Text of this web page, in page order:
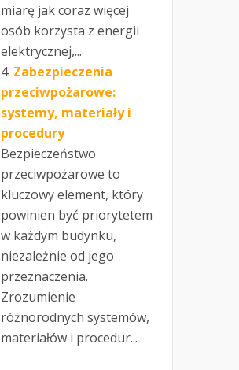
miarę jak coraz więcej
osób korzysta z energii
elektrycznej,...
Zabezpieczenia
przeciwpożarowe:
systemy, materiały i
procedury
Bezpieczeństwo
przeciwpożarowe to
kluczowy element, który
powinien być priorytetem
w każdym budynku,
niezależnie od jego
przeznaczenia.
Zrozumienie
różnorodnych systemów,
materiałów i procedur...